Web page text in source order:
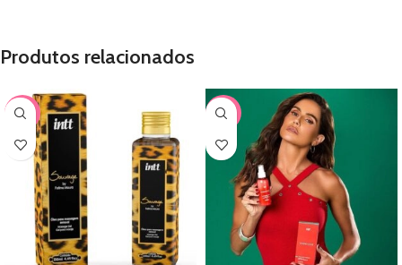
Produtos relacionados
-15% -26%